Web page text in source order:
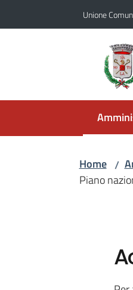
Unione
Menu
Home /
Piano